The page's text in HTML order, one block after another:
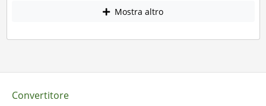
Mostra altro
Convertitore